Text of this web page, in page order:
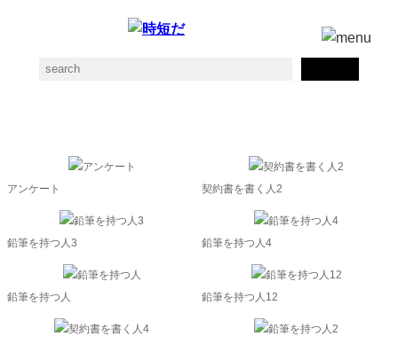
アンケート 契約書を書く人2
鉛筆を持つ人3 鉛筆を持つ人4
鉛筆を持つ人 鉛筆を持つ人12